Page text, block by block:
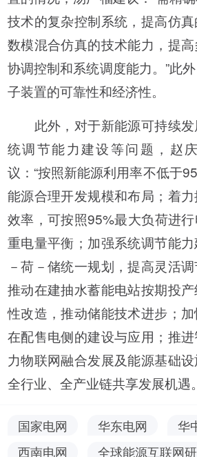
技术的复杂控制系统，提高仿
数模混合仿真的技术能力，提
协调控制和系统调度能力。”此
子装置的可靠性和经济性。
此外，对于新能源可持续发
统调节能力建设等问题，赵
议：“按照新能源利用率不低于
能源合理开发规模和布局；着
效率，可按照95%最大负荷进
重电量平衡；加强系统调节能
－荷－储统一规划，提高灵活
推动在建抽水蓄能电站按期投
性改造，推动储能技术进步；
在配售电侧的建设与应用；推
力物联网融合发展及能源基础
全行业、全产业链共享发展机遇
国家电网 华东电网
华
西南电网
全球能源互联网